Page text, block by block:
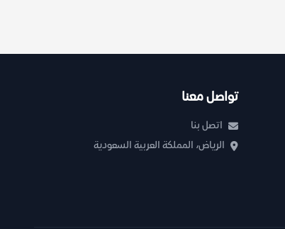
تواصل معنا
اتصل بنا
الرياض، المملكة العربية السعودية